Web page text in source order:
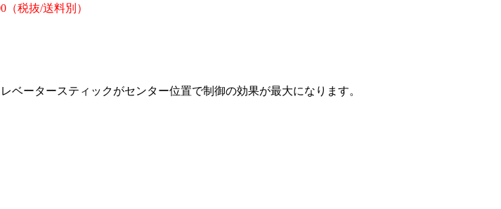
税抜/送料別）
ータースティックがセンター位置で制御の効果が最大になります。